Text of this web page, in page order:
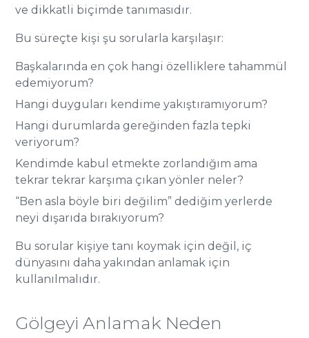
ve dikkatli biçimde tanımasıdır.
Bu süreçte kişi şu sorularla karşılaşır:
Başkalarında en çok hangi özelliklere tahammül
edemiyorum?
Hangi duyguları kendime yakıştıramıyorum?
Hangi durumlarda gereğinden fazla tepki
veriyorum?
Kendimde kabul etmekte zorlandığım ama
tekrar tekrar karşıma çıkan yönler neler?
“Ben asla böyle biri değilim” dediğim yerlerde
neyi dışarıda bırakıyorum?
Bu sorular kişiye tanı koymak için değil, iç
dünyasını daha yakından anlamak için
kullanılmalıdır.
Gölgeyi Anlamak Neden